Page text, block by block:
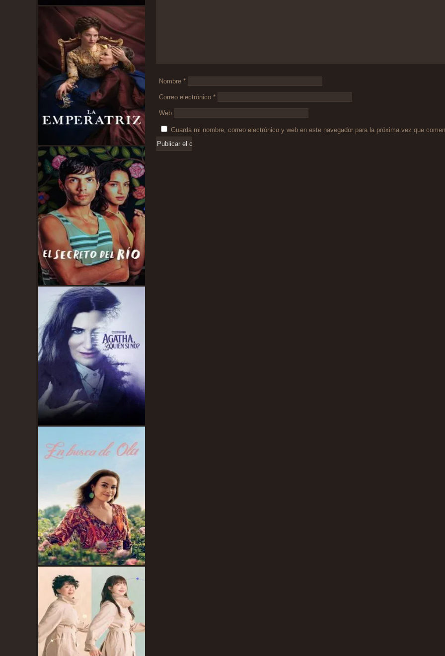
Nombre *
Correo electrónico *
Web
Guarda mi nombre, correo electrónico y web en este navegador para la próxima vez que